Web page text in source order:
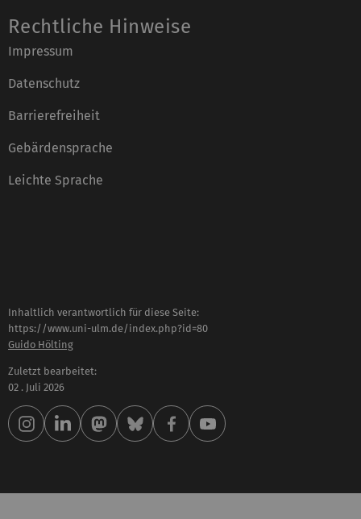
Rechtliche Hinweise
Impressum
Datenschutz
Barrierefreiheit
Gebärdensprache
Leichte Sprache
Inhaltlich verantwortlich für diese Seite:
https://www.uni-ulm.de/index.php?id=80
Guido Hölting
Zuletzt bearbeitet:
02 . Juli 2026